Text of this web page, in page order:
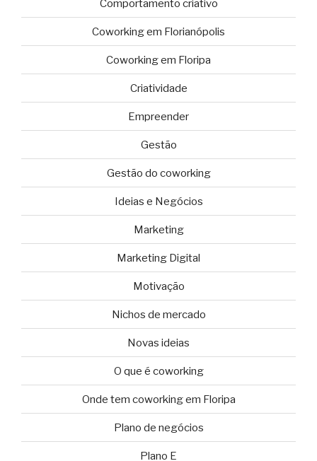
Comportamento criativo
Coworking em Florianópolis
Coworking em Floripa
Criatividade
Empreender
Gestão
Gestão do coworking
Ideias e Negócios
Marketing
Marketing Digital
Motivação
Nichos de mercado
Novas ideias
O que é coworking
Onde tem coworking em Floripa
Plano de negócios
Plano E